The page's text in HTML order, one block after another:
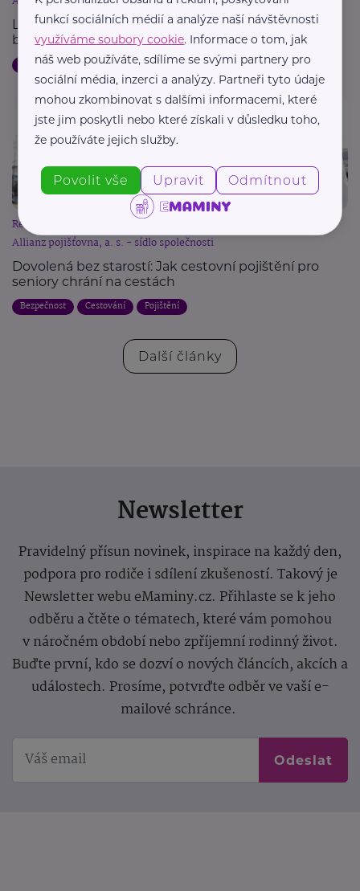
Letní dovolená a pojištění: Jak chránit svůj majetek
během cest
Dovolená Bezpečnost Cestování Pojištění
Reklama
Allianz pojišťovna, a. s. - sídlo společnosti
Dovolená bez starostí: Jak cestovní pojištění pro
seniory chrání na cestách
Bezpečnost Cestování Pojištění
Další články
Newsletter
Pravidelný přísun novinek, inspirace na každý den,
podpora pro rodiče i sdílení zkušeností. Takový je
Newsletter webu eMaminy.cz. Přihlaste se k jeho
odběru a čtěte o tématech, které vám pomohou
v náročném období nebo zpříjemní rodinný život.
Buďte první, kdo se dozví o nových článcích, akcích a
událostech. Prosíme, potvrďte odběr ve vaší e-
mailové schránce.
Odeslat
funkcí sociálních médií a analýze naší návštěvnosti
využíváme soubory cookie. Informace o tom, jak
náš web používáte, sdílíme se svými partnery pro
sociální média, inzerci a analýzy. Partneři tyto údaje
mohou zkombinovat s dalšími informacemi, které
jste jim poskytli nebo které získali v důsledku toho,
že používáte jejich služby.
Povolit vše Upravit Odmítnout